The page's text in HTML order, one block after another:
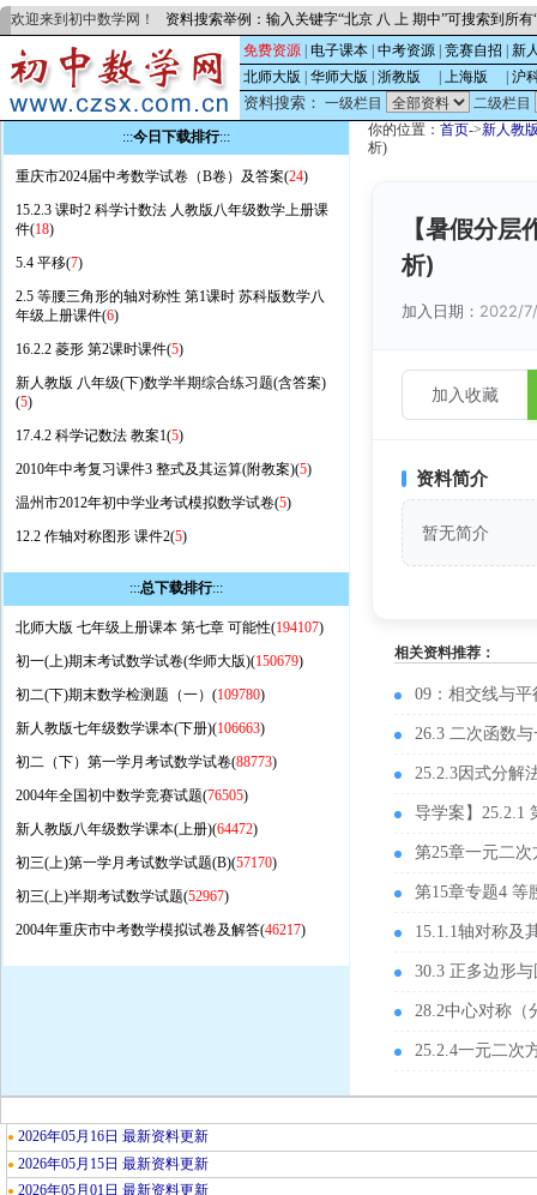
欢迎来到初中数学网！ 资料搜索举例：输入关键字“北京 八 上 期中”可搜索到所
免费资源 电子课本 中考资源 竞赛自招
新
北师大版
华师大版 浙教版 上海版 沪
资料搜索： 一级栏目
二级栏目
:::今日下载排行:::
重庆市2024届中考数学试卷（B卷）及答案(24)
15.2.3 课时2 科学计数法 人教版八年级数学上册课
件(18)
5.4 平移(7)
2.5 等腰三角形的轴对称性 第1课时 苏科版数学八
年级上册课件(6)
16.2.2 菱形 第2课时课件(5)
新人教版 八年级(下)数学半期综合练习题(含答案)
(5)
17.4.2 科学记数法 教案1(5)
2010年中考复习课件3 整式及其运算(附教案)(5)
温州市2012年初中学业考试模拟数学试卷(5)
12.2 作轴对称图形 课件2(5)
:::总下载排行:::
北师大版 七年级上册课本 第七章 可能性(194107)
初一(上)期末考试数学试卷(华师大版)(150679)
初二(下)期末数学检测题（一）(109780)
新人教版七年级数学课本(下册)(106663)
初二（下）第一学月考试数学试卷(88773)
2004年全国初中数学竞赛试题(76505)
新人教版八年级数学课本(上册)(64472)
初三(上)第一学月考试数学试题(B)(57170)
初三(上)半期考试数学试题(52967)
2004年重庆市中考数学模拟试卷及解答(46217)
你的位置： 首页->新人教
析)
【暑假分
析)
加入日期： 2022/
加入收藏
资料简介
暂无简介
相关资料推荐：
09：相交线与
26.3 二次函数
25.2.3因式分解
导学案】25.2.1
第25章一元二
第15章专题4 等
15.1.1轴对称及
30.3 正多边形
28.2中心对称（
25.2.4一元二次
● 2026年05月16日 最新资料更新
● 2026年05月15日 最新资料更新
● 2026年05月01日 最新资料更新